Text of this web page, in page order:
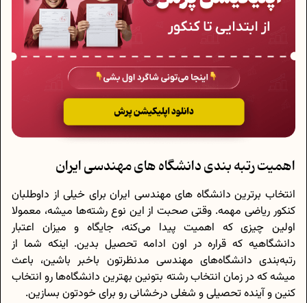
اهمیت رتبه بندی دانشگاه های مهندسی ایران
انتخاب برترین دانشگاه های مهندسی ایران برای خیلی از داوطلبان
کنکور ریاضی مهمه. وقتی صحبت از این نوع رشته‌ها میشه، معمولا
اولین چیزی که اهمیت پیدا می‌کنه، جایگاه و میزان اعتبار
دانشگاهیه که قراره در اون ادامه تحصیل بدین. اینکه شما از
رتبه‌بندی دانشگاه‌های مهندسی مدنظرتون باخبر باشین، باعث
میشه که در زمان انتخاب رشته بتونین بهترین دانشگاه‌ها رو انتخاب
کنین و آینده تحصیلی و شغلی درخشانی رو برای خودتون بسازین.